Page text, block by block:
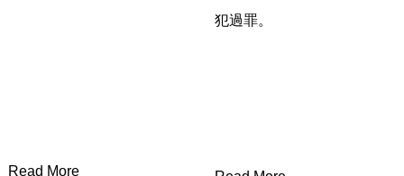
Read More
犯過罪。